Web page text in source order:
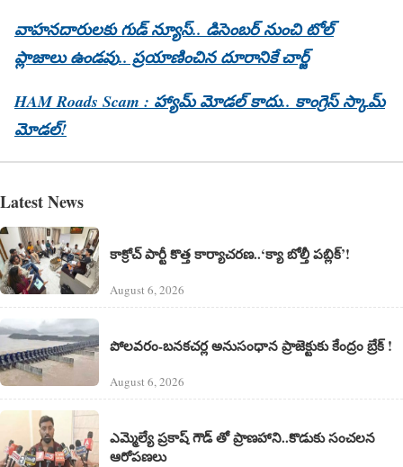
వాహనదారులకు గుడ్‌ న్యూస్‌.. డిసెంబర్ నుంచి టోల్
ప్లాజాలు ఉండవు.. ప్రయాణించిన దూరానికే చార్జ్‌
HAM Roads Scam : హ్యామ్‌ మోడల్ కాదు.. కాంగ్రెస్ స్కామ్‌
మోడల్!
Latest News
కాక్రోచ్ పార్టీ కొత్త కార్యాచరణ..‘క్యా బోల్తీ పబ్లిక్’!
August 6, 2026
పోలవరం-బనకచర్ల అనుసంధాన ప్రాజెక్టుకు కేంద్రం బ్రేక్ !
August 6, 2026
ఎమ్మెల్యే ప్రకాష్ గౌడ్ తో ప్రాణహాని..కొడుకు సంచలన
ఆరోపణలు